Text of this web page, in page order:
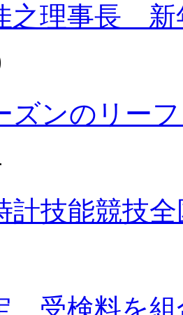
之理事長 新
ズンのリー
計技能競技
受検料を組